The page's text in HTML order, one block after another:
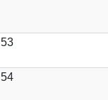
53
54